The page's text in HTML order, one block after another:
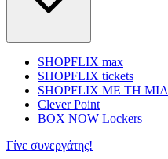
SHOPFLIX max
SHOPFLIX tickets
SHOPFLIX ΜΕ ΤΗ ΜΙΑ
Clever Point
BOX NOW Lockers
Γίνε συνεργάτης!